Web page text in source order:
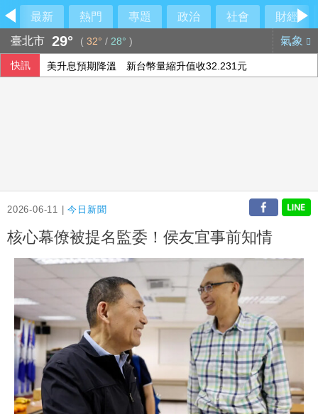
最新 熱門 專題 政治 社會
財經
臺北市 29° ( 32° / 28° ) 氣象
快訊 美升息預期降溫 新台幣量縮升值收32.231元
2026-06-11 |今日新聞
核心幕僚被提名監委！侯友宜事前知情